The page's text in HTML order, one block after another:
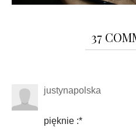
37
justynapolska
pięknie :*